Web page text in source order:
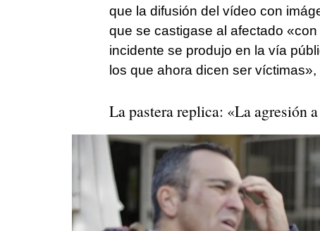
que la difusión del vídeo con
que se castigase al afectado
incidente se produjo en la vía
los que ahora dicen ser
La pastera replica: «La agresión